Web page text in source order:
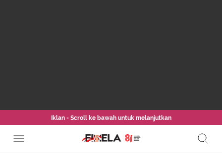
Iklan - Scroll ke bawah untuk melanjutkan